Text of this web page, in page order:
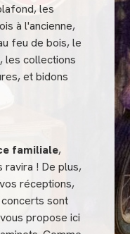
les
à l'ancienne,
feu de bois, le
les collections
et bidons
familiale,
ravira ! De plus,
réceptions,
sont
propose ici